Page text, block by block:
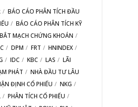
BÁO CÁO PHÂN TÍCH ĐẦU
BÁO CÁO PHÂN TÍCH KỸ
BẮT MẠCH CHỨNG KHOÁN
DPM FRT
HNINDEX
IDC KBC LAS
LÃI
PHÁT
NHÀ ĐẦU TƯ LÂU
ĐỊNH CỔ PHIẾU
NKG
PHÂN TÍCH CỔ PHIẾU